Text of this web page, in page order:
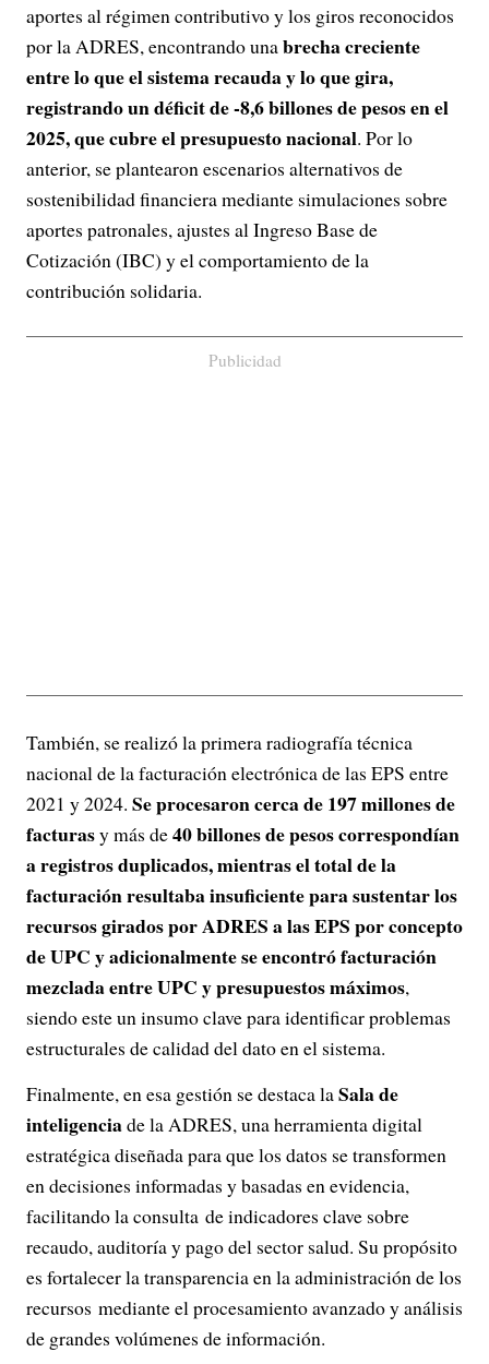
aportes al régimen contributivo y los giros reconocidos
por la ADRES, encontrando unabrecha creciente
entre lo que el sistema recauda y lo que gira,
registrando un déficit de -8,6 billones de pesos en el
2025, que cubre el presupuesto nacional. Por lo
anterior, se plantearon escenarios alternativos de
sostenibilidad financiera mediante simulaciones sobre
aportes patronales, ajustes al Ingreso Base de
Cotización (IBC) y el comportamiento de la
contribución solidaria.
Publicidad
También, se realizó la primera radiografía técnica
nacional de la facturación electrónica de las EPS entre
2021 y 2024. Se procesaron cerca de 197 millones de
facturasy más de40 billones de pesos correspondían
a registros duplicados, mientras el total de la
facturación resultaba insuficiente para sustentar los
recursos girados por ADRES a las EPS por concepto
de UPC y adicionalmente se encontró facturación
mezclada entre UPC y presupuestos máximos,
siendo este un insumo clave para identificar problemas
estructurales de calidad del dato en el sistema.
Finalmente, en esa gestión se destaca laSala de
inteligenciade la ADRES, una herramienta digital
estratégica diseñada para que los datos se transformen
en decisiones informadas y basadas en evidencia,
facilitando la consulta de indicadores clave sobre
recaudo, auditoría y pago del sector salud. Su propósito
es fortalecer la transparencia en la administración de los
recursos mediante el procesamiento avanzado y análisis
de grandes volúmenes de información.